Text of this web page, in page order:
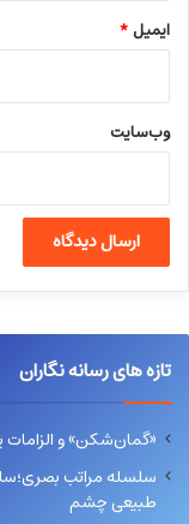
ایمیل*
وب‌سایت
تازه های رسانه نگاران
«گمان‌شکن» و
سلسله مراتب
طبیعی چشم